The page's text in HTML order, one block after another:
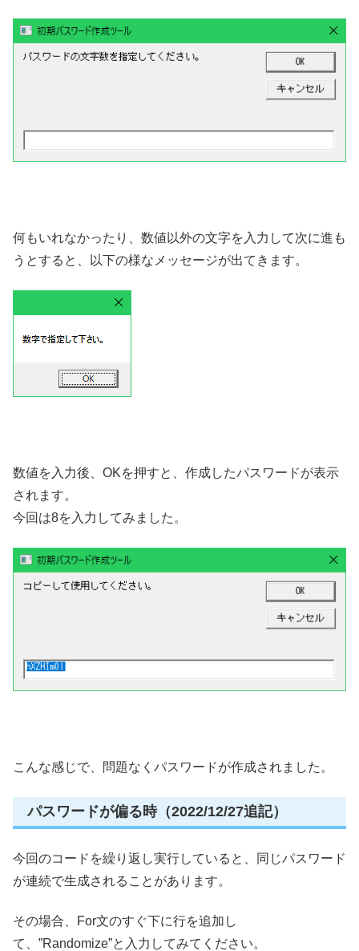
何もいれなかったり、数値以外の文字を入力して次に進も
うとすると、以下の様なメッセージが出てきます。
数値を入力後、OKを押すと、作成したパスワードが表示
されます。
今回は8を入力してみました。
こんな感じで、問題なくパスワードが作成されました。
パスワードが偏る時（2022/12/27追記）
今回のコードを繰り返し実行していると、同じパスワード
が連続で生成されることがあります。
その場合、For文のすぐ下に行を追加し
て、”Randomize”と入力してみてください。